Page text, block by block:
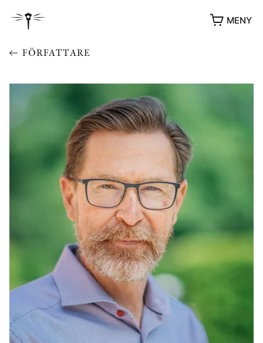
MENY
YUKIKO OCH PATRIK MÖTER
VIDEOGALLERI
UTMÄRKELSER
PRESSKONTAKT
FÖRFATTARE